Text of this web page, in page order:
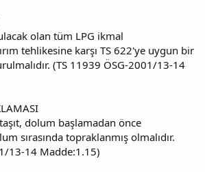
olan tüm LPG ikmal
tehlikesine karşı TS 622'ye uygun bir
(TS 11939 ÖSG-2001/13-14
dolum başlamadan önce
sırasında topraklanmış olmalıdır.
13-14 Madde:1.15)